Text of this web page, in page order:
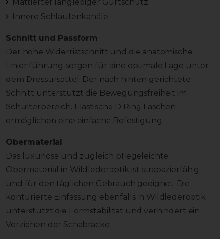
Mattierter langlebiger Gurtschutz
Innere Schlaufenkanäle
Schnitt und Passform
Der hohe Widerristschnitt und die anatomische
Linienführung sorgen für eine optimale Lage unter
dem Dressursattel. Der nach hinten gerichtete
Schnitt unterstützt die Bewegungsfreiheit im
Schulterbereich. Elastische D Ring Laschen
ermöglichen eine einfache Befestigung.
Obermaterial
Das luxuriöse und zugleich pflegeleichte
Obermaterial in Wildlederoptik ist strapazierfähig
und für den täglichen Gebrauch geeignet. Die
konturierte Einfassung ebenfalls in Wildlederoptik
unterstützt die Formstabilität und verhindert ein
Verziehen der Schabracke.